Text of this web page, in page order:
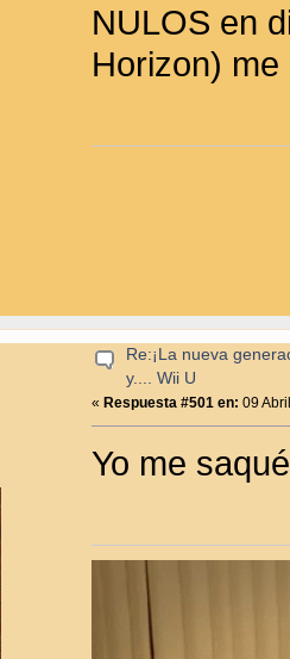
NULOS en
Horizon)
Re:¡La nueva
y.... Wii U
« Respuesta #501 en: 09
Yo me